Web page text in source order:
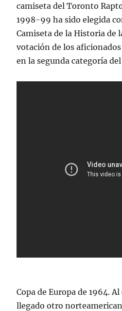
camiseta del Toronto
1998-99 ha sido elegida
Camiseta de la Historia de
votación de los
en la segunda categoría
Copa de Europa de 1964.
llegado otro